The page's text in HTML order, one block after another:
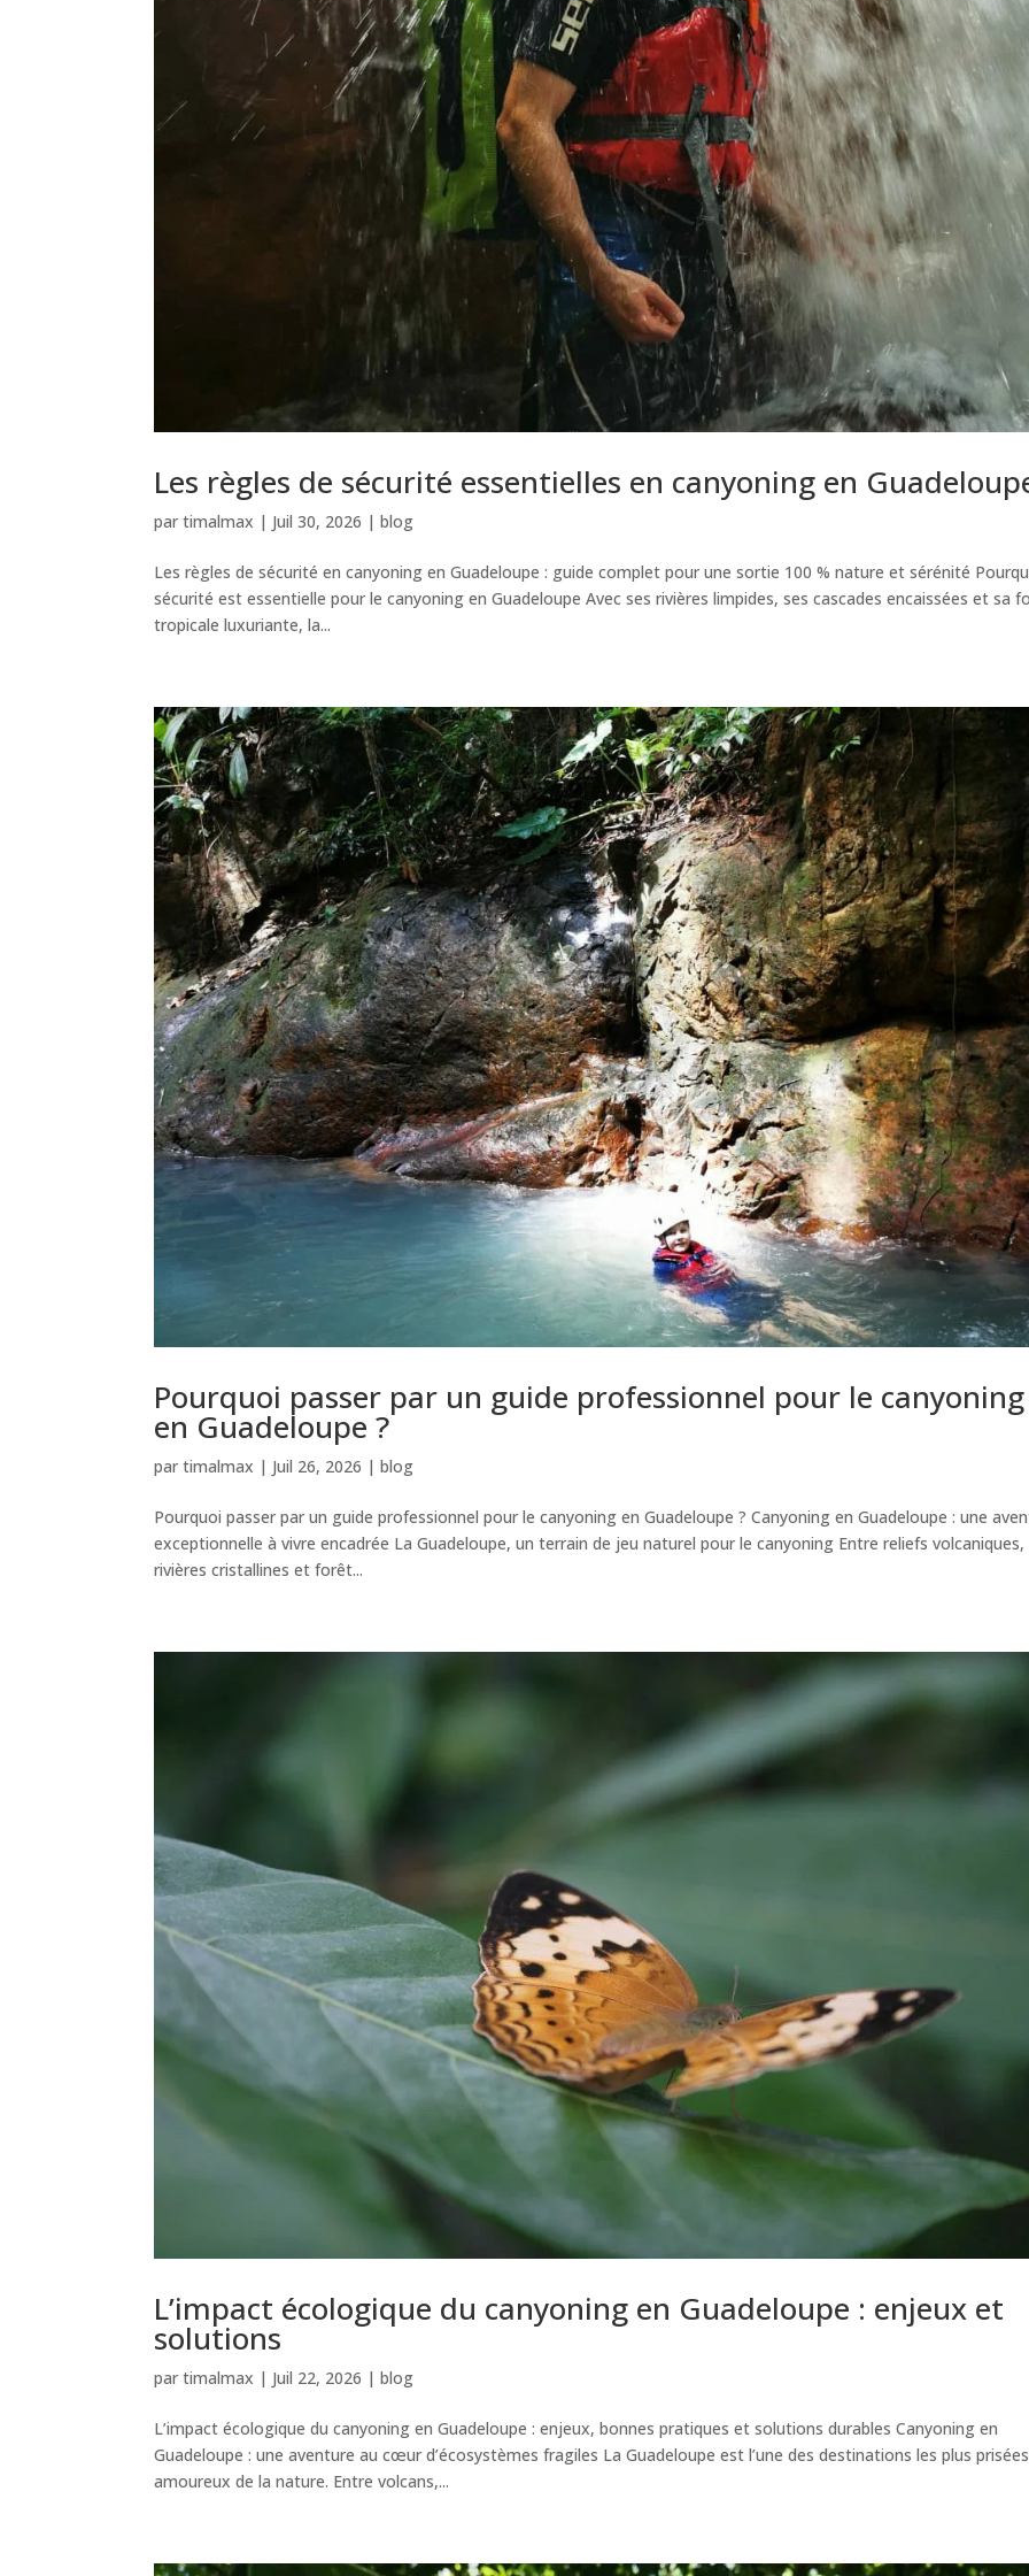
Les règles de sécurité essentielles en canyoning en
partimalmax | Juil 30, 2026 |blog
Les règles de sécurité en canyoning en Guadeloupe : guide complet pour une sortie 100 % nature et sérénité
sécurité est essentielle pour le canyoning en Guadeloupe Avec ses rivières limpides, ses cascades encaissées et sa
tropicale luxuriante, la...
Pourquoi passer par un guide professionnel pour le canyoning
en Guadeloupe ?
partimalmax | Juil 26, 2026 |blog
Pourquoi passer par un guide professionnel pour le canyoning en Guadeloupe ? Canyoning en Guadeloupe : une
exceptionnelle à vivre encadrée La Guadeloupe, un terrain de jeu naturel pour le canyoning Entre reliefs volcaniques,
rivières cristallines et forêt...
L’impact écologique du canyoning en Guadeloupe : enjeux et
solutions
partimalmax | Juil 22, 2026 |blog
L’impact écologique du canyoning en Guadeloupe : enjeux, bonnes pratiques et solutions durables Canyoning en
Guadeloupe : une aventure au cœur d’écosystèmes fragiles La Guadeloupe est l’une des destinations les plus
amoureux de la nature. Entre volcans,...